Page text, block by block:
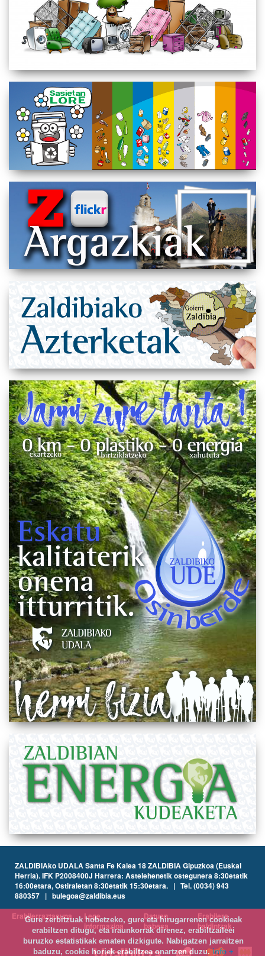
ZALDIBIAko UDALA Santa Fe Kalea 18 ZALDIBIA Gipuzkoa (Euskal
Herria). IFK P2008400J Harrera: Astelehenetik ostegunera 8:30etatik
16:00etara, Ostiraletan 8:30etatik 15:30etara. | Tel. (0034) 943
880357 | bulegoa@zaldibia.eus
Erabilerraztasuna
Lege
informazioa
Datuen
babesa
Erabilera
baldintzak
Gure zerbitzuak hobetzeko, gure eta hirugarrenen cookieak
erabiltzen ditugu, eta iraunkorrak direnez, erabiltzaileei
buruzko estatistikak ematen dizkigute. Nabigatzen jarraitzen
baduzu, cookie horiek erabiltzea onartzen duzu.info +